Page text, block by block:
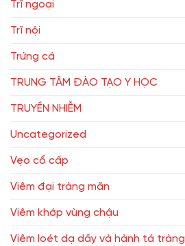
Trĩ ngoại
Trĩ nội
Trứng cá
TRUNG TÂM ĐÀO TẠO Y HỌC
TRUYỀN NHIỄM
Uncategorized
Vẹo cổ cấp
Viêm đại tràng mãn
Viêm khớp vùng chậu
Viêm loét dạ dầy và hành tá tràng